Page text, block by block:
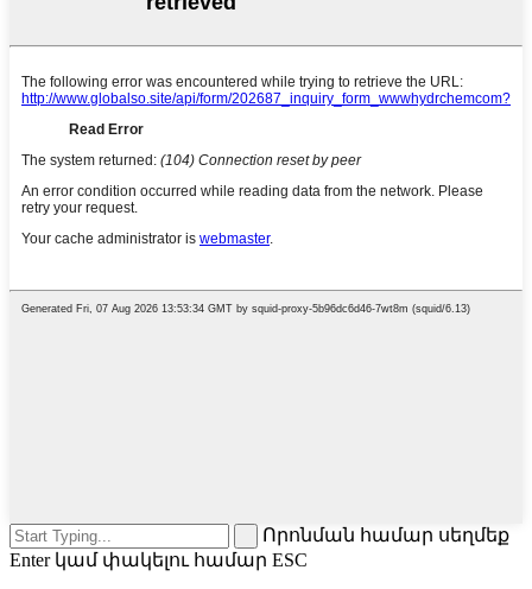
Որոնման համար սեղմեք
Enter կամ փակելու համար ESC